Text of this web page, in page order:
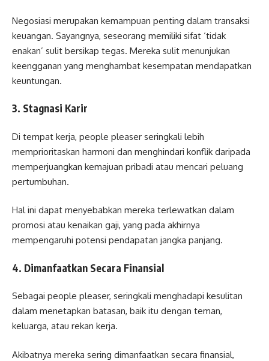
Negosiasi merupakan kemampuan penting dalam transaksi
keuangan. Sayangnya, seseorang memiliki sifat ‘tidak
enakan’ sulit bersikap tegas. Mereka sulit menunjukan
keengganan yang menghambat kesempatan mendapatkan
keuntungan.
3. Stagnasi Karir
Di tempat kerja, people pleaser seringkali lebih
memprioritaskan harmoni dan menghindari konflik daripada
memperjuangkan kemajuan pribadi atau mencari peluang
pertumbuhan.
Hal ini dapat menyebabkan mereka terlewatkan dalam
promosi atau kenaikan gaji, yang pada akhirnya
mempengaruhi potensi pendapatan jangka panjang.
4. Dimanfaatkan Secara Finansial
Sebagai people pleaser, seringkali menghadapi kesulitan
dalam menetapkan batasan, baik itu dengan teman,
keluarga, atau rekan kerja.
Akibatnya mereka sering dimanfaatkan secara finansial,